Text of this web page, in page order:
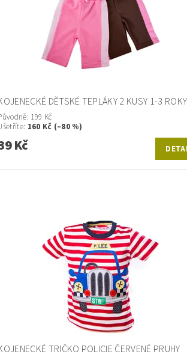
DĚTSKÉ TEPLÁKY 2 KUSY 1-3 ROKY
199 Kč
: 160 Kč (–80 %)
Kč
TRIČKO POLICIE ČERVENÉ PRUHY